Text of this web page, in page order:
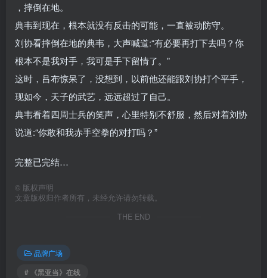
，摔倒在地。
典韦到现在，根本就没有反击的可能，一直被动防守。
刘协看摔倒在地的典韦，大声喊道:“有必要再打下去吗？你
根本不是我对手，我可是手下留情了。”
这时，吕布惊呆了，没想到，以前他还能跟刘协打个平手，
现如今，天子的武艺，远远超过了自己。
典韦看着四周士兵的笑声，心里特别不舒服，然后对着刘协
说道:“你敢和我赤手空拳的对打吗？”
完整已完结…
© 版权声明
文章版权归作者所有，未经允许请勿转载。
THE END
品牌广场
# 《黑亚当》在线